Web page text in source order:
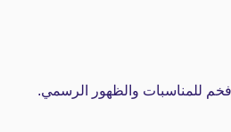
للمناسبات والظهور الرسمي.